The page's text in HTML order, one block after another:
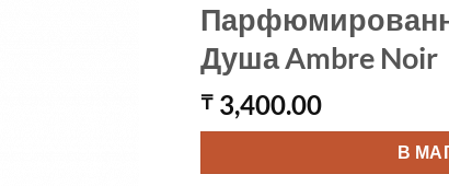
Душа Ambre Noir
₸3,400.00
В